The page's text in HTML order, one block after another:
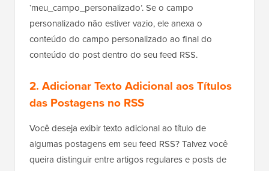
‘meu_campo_personalizado’. Se o campo
personalizado não estiver vazio, ele anexa o
conteúdo do campo personalizado ao final do
conteúdo do post dentro do seu feed RSS.
2. Adicionar Texto Adicional aos Títulos
das Postagens no RSS
Você deseja exibir texto adicional ao título de
algumas postagens em seu feed RSS? Talvez você
queira distinguir entre artigos regulares e posts de